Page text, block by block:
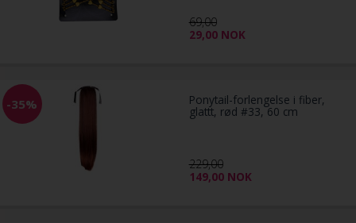
69,00
29,00 NOK
-35% Ponytail-forlengelse i fiber,
glattt, rød #33, 60 cm
229,00
149,00 NOK